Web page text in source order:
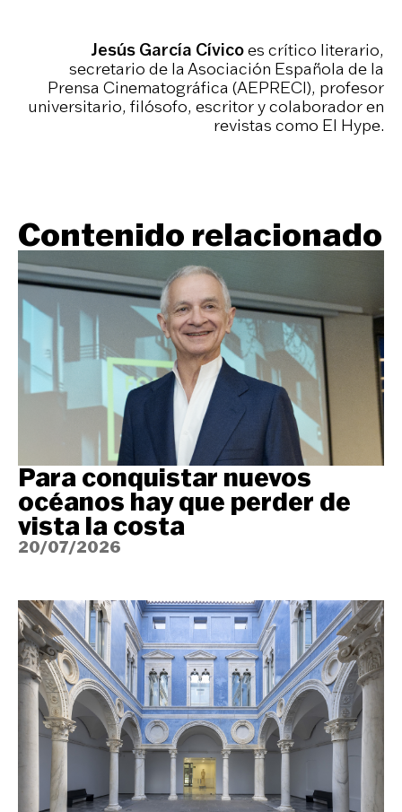
Jesús García Cívicoes crítico literario,
secretario de la Asociación Española de la
Prensa Cinematográfica (AEPRECI), profesor
universitario, filósofo, escritor y colaborador en
revistas como El Hype.
Contenido relacionado
Para conquistar nuevos
océanos hay que perder de
vista la costa
20/07/2026